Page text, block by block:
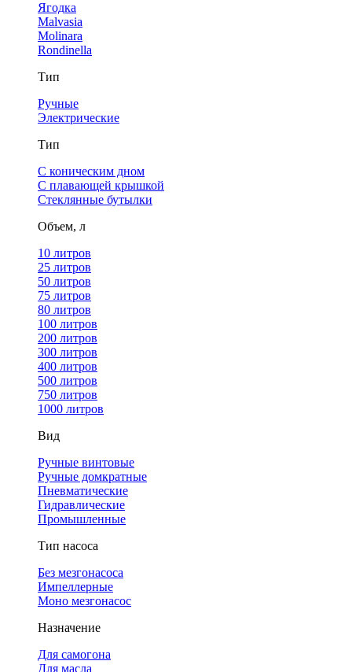
Ягодка
Malvasia
Molinara
Rondinella
Тип
Ручные
Электрические
Тип
С коническим дном
С плавающей крышкой
Стеклянные бутылки
Объем, л
10 литров
25 литров
50 литров
75 литров
80 литров
100 литров
200 литров
300 литров
400 литров
500 литров
750 литров
1000 литров
Вид
Ручные винтовые
Ручные домкратные
Пневматические
Гидравлические
Промышленные
Тип насоса
Без мезгонасоса
Импеллерные
Моно мезгонасос
Назначение
Для самогона
Для масла